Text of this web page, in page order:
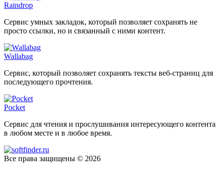
Raindrop
Сервис умных закладок, который позволяет сохранять не
просто ссылки, но и связанный с ними контент.
Wallabag
Сервис, который позволяет сохранять тексты веб-страниц для
последующего прочтения.
Pocket
Сервис для чтения и прослушивания интересующего контента
в любом месте и в любое время.
Все права защищены © 2026